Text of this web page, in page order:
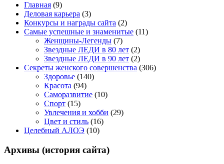
Главная (9)
Деловая карьера (3)
Конкурсы и награды сайта (2)
Самые успешные и знаменитые (11)
Женщины-Легенды (7)
Звездные ЛЕДИ в 80 лет (2)
Звездные ЛЕДИ в 90 лет (2)
Секреты женского совершенства (306)
Здоровье (140)
Красота (94)
Саморазвитие (10)
Спорт (15)
Увлечения и хобби (29)
Цвет и стиль (16)
Целебный АЛОЭ (10)
Архивы (история сайта)